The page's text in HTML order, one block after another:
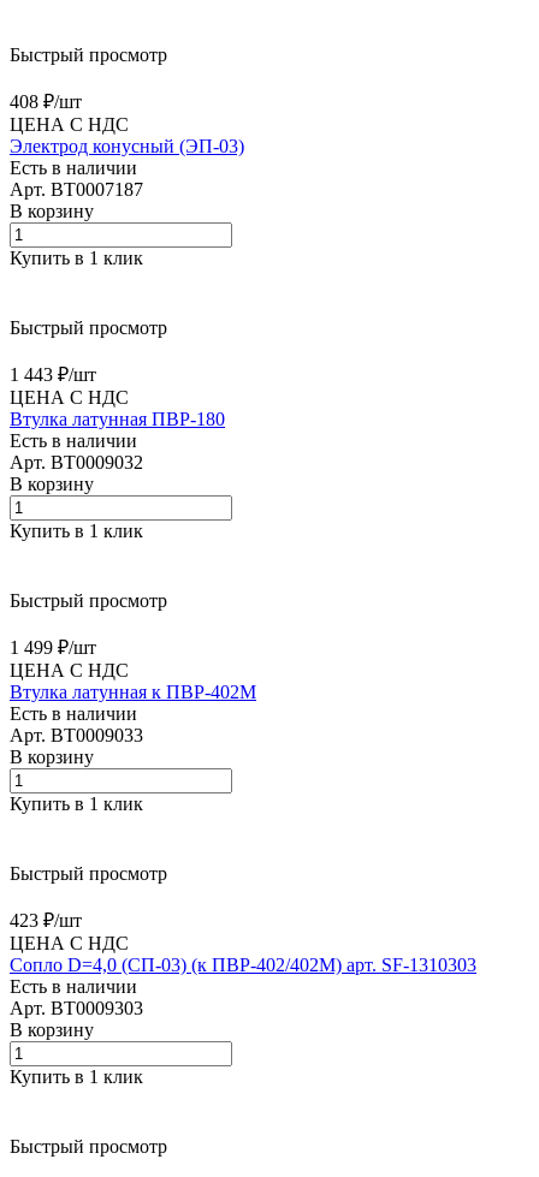
Быстрый просмотр
408 ₽/шт
ЦЕНА С НДС
Электрод конусный (ЭП-03)
Есть в наличии
Арт. BT0007187
В корзину
Купить в 1 клик
Быстрый просмотр
1 443 ₽/шт
ЦЕНА С НДС
Втулка латунная ПВР-180
Есть в наличии
Арт. BT0009032
В корзину
Купить в 1 клик
Быстрый просмотр
1 499 ₽/шт
ЦЕНА С НДС
Втулка латунная к ПВР-402М
Есть в наличии
Арт. BT0009033
В корзину
Купить в 1 клик
Быстрый просмотр
423 ₽/шт
ЦЕНА С НДС
Сопло D=4,0 (СП-03) (к ПВР-402/402М) арт. SF-1310303
Есть в наличии
Арт. BT0009303
В корзину
Купить в 1 клик
Быстрый просмотр